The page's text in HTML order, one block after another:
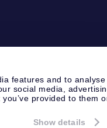
features and to analyse
social media,
provided to them
Show details